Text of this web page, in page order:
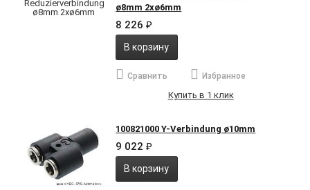
ø8mm 2xø6mm
8 226₽
В корзину
Сравнить Избранное
Купить в 1 клик
100821000 Y-Verbindung ø10mm
9 022₽
В корзину